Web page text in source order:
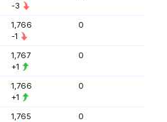
-3
1,766
-1
0
1,767
+1
0
1,766
+1
0
1,765
0